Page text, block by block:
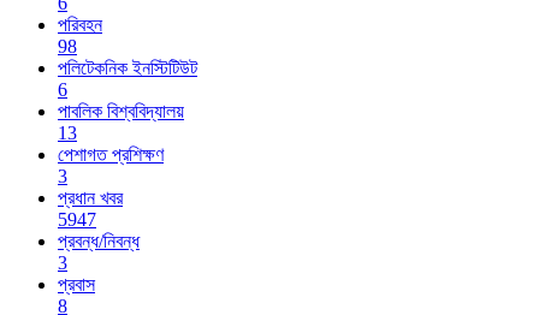
পরিবহন
98
পলিটেকনিক ইনস্টিটিউট
6
পাবলিক বিশ্ববিদ্যালয়
13
পেশাগত প্রশিক্ষণ
3
প্রধান খবর
5947
প্রবন্ধ/নিবন্ধ
3
প্রবাস
8